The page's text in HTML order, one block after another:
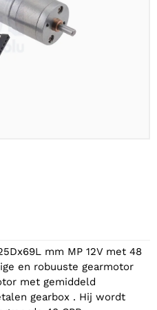
mm MP 12V met 48
en robuuste gearmotor
met gemiddeld
gearbox . Hij wordt